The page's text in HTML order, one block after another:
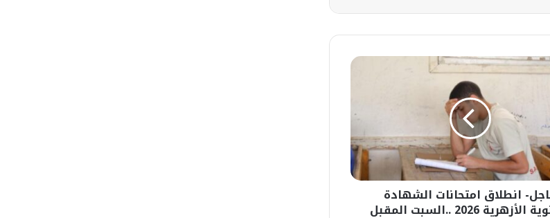
انطلاق امتحانات الشهادة
2026 ..السبت المقبل